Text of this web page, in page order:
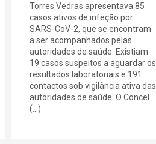
Torres Vedras apresentava 85
casos ativos de infeção por
SARS-CoV-2, que se encontram
a ser acompanhados pelas
autoridades de saúde. Existiam
19 casos suspeitos a aguardar os
resultados laboratoriais e 191
contactos sob vigilância ativa das
autoridades de saúde. O Concel
(...)